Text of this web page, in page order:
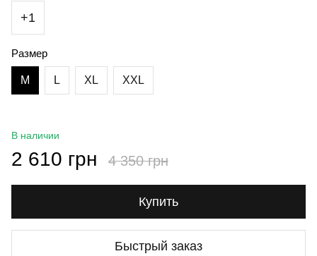
+1
Размер
M L XL XXL
В наличии
2 610 грн 4 350 грн
Купить
Быстрый заказ